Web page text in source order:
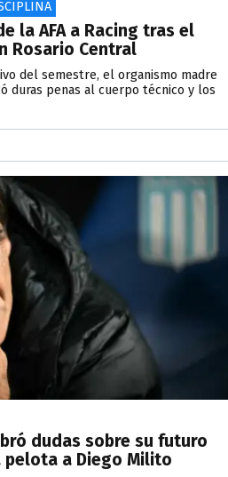
la AFA a Racing tras el
Rosario Central
del semestre, el organismo madre
duras penas al cuerpo técnico y los
dudas sobre su futuro
a Diego Milito